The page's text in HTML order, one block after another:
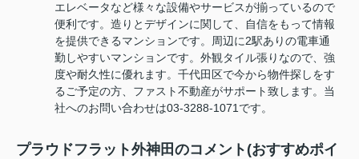
エレベータなど様々な設備やサービスが揃っているので
便利です。造りとデザインに関して、自信をもって情報
を提供できるマンションです。周辺に2駅ありの電車通
勤しやすいマンションです。外観タイル張りなので、強
度や耐久性に優れます。千代田区で今から物件探しをす
るご予定の方、ファスト不動産がサポート致します。当
社へのお問い合わせは03-3288-1071です。
プラウドフラット外神田のコメント(おすすめポイ